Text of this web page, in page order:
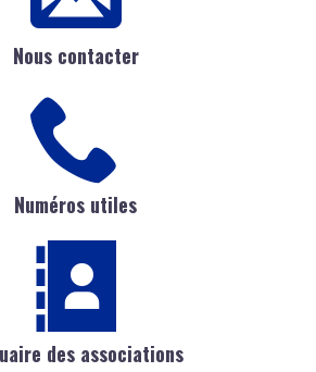
Nous contacter
Numéros utiles
des associations